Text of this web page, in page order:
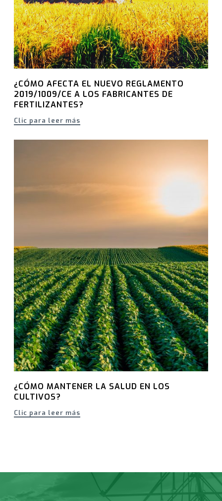
¿CÓMO AFECTA EL NUEVO REGLAMENTO
2019/1009/CE A LOS FABRICANTES DE
FERTILIZANTES?
Clic para leer más
¿CÓMO MANTENER LA SALUD EN LOS
CULTIVOS?
Clic para leer más